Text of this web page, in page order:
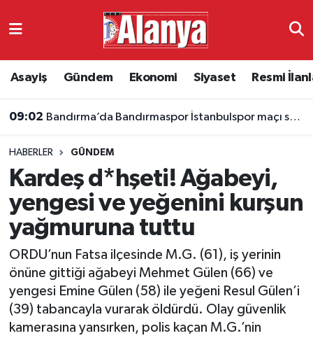
Asayiş Gündem Ekonomi Siyaset Resmi
09:02 Bandırma’da Bandırmaspor İstanbulspor maçı saat kaçta, hangi kanalda?
HABERLER GÜNDEM
Kardeş d*hşeti! Ağabeyi,
yengesi ve yeğenini kurşun
yağmuruna tuttu
ORDU’nun Fatsa ilçesinde M.G. (61), iş yerinin
önüne gittiği ağabeyi Mehmet Gülen (66) ve
yengesi Emine Gülen (58) ile yeğeni Resul Gülen’i
(39) tabancayla vurarak öldürdü. Olay güvenlik
kamerasına yansırken, polis kaçan M.G.’nin
Ekonomi
Resmi İlanlar
Alanyaspor
Turizm
E-Gazete
Antalya Namaz Vakitleri
Süper Lig Puan Durumu ve Fikstür
Tüm Manşetler
Son Dakika Haberleri
Haber Arşivi